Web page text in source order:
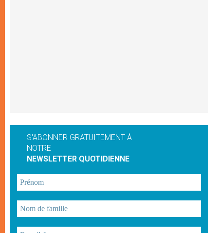
S'ABONNER GRATUITEMENT À
NOTRE
NEWSLETTER QUOTIDIENNE